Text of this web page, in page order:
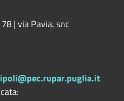
| via Pavia, snc